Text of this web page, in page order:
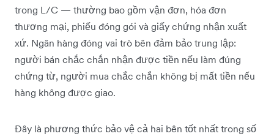
trong L/C — thường bao gồm vận đơn, hóa đơn
thương mại, phiếu đóng gói và giấy chứng nhận xuất
xứ. Ngân hàng đóng vai trò bên đảm bảo trung lập:
người bán chắc chắn nhận được tiền nếu làm đúng
chứng từ, người mua chắc chắn không bị mất tiền nếu
hàng không được giao.
Đây là phương thức bảo vệ cả hai bên tốt nhất trong số